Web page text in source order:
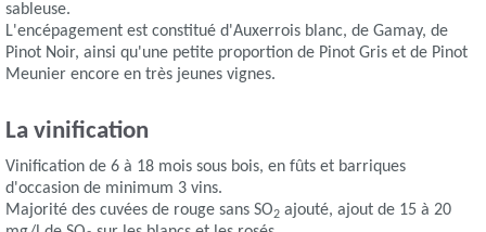
sableuse.
L'encépagement est constitué d'Auxerrois blanc, de Gamay, de
Pinot Noir, ainsi qu'une petite proportion de Pinot Gris et de Pinot
Meunier encore en très jeunes vignes.
La vinification
Vinification de 6 à 18 mois sous bois, en fûts et barriques
d'occasion de minimum 3 vins.
Majorité des cuvées de rouge sans SO2 ajouté, ajout de 15 à 20